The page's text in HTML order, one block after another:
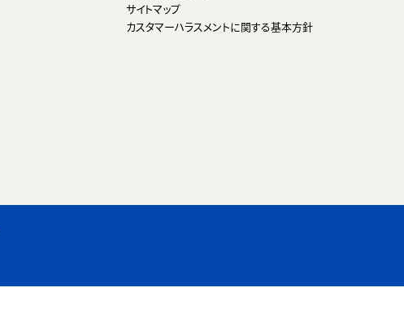
サイトマップ
カスタマーハラスメントに関する基本方針